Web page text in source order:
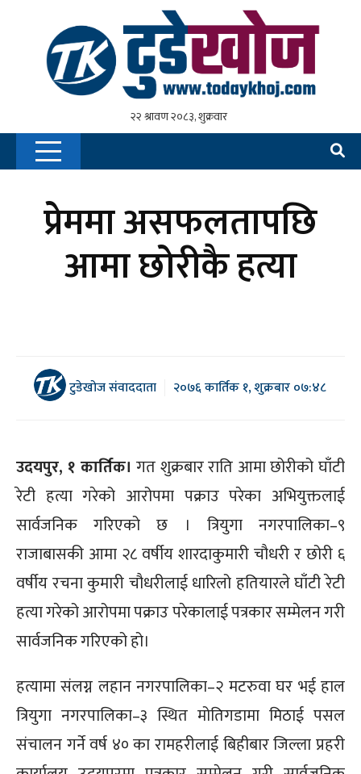
प्रेममा असफलतापछि
आमा छोरीकै हत्या
टुडेखोज संवाददाता २०७६ कार्तिक १, शुक्रबार ०७:४८
उदयपुर, १ कार्तिक। गत शुक्रबार राति आमा छोरीको घाँटी
रेटी हत्या गरेको आरोपमा पक्राउ परेका अभियुक्तलाई
सार्वजनिक गरिएको छ । त्रियुगा नगरपालिका–९
राजाबासकी आमा २८ वर्षीय शारदाकुमारी चौधरी र छोरी ६
वर्षीय रचना कुमारी चौधरीलाई धारिलो हतियारले घाँटी रेटी
हत्या गरेको आरोपमा पक्राउ परेकालाई पत्रकार सम्मेलन गरी
सार्वजनिक गरिएको हो।
हत्यामा संलग्न लहान नगरपालिका–२ मटरुवा घर भई हाल
त्रियुगा नगरपालिका–३ स्थित मोतिगडामा मिठाई पसल
संचालन गर्ने वर्ष ४० का रामहरीलाई बिहीबार जिल्ला प्रहरी